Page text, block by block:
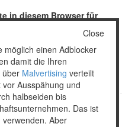
in diesem Browser für
täglich Spam.
Close
möglich einen Adblocker
damit die Ihren
über Malvertising verteilt
Ausspähung und
halbseiden bis
Das ist
Aber